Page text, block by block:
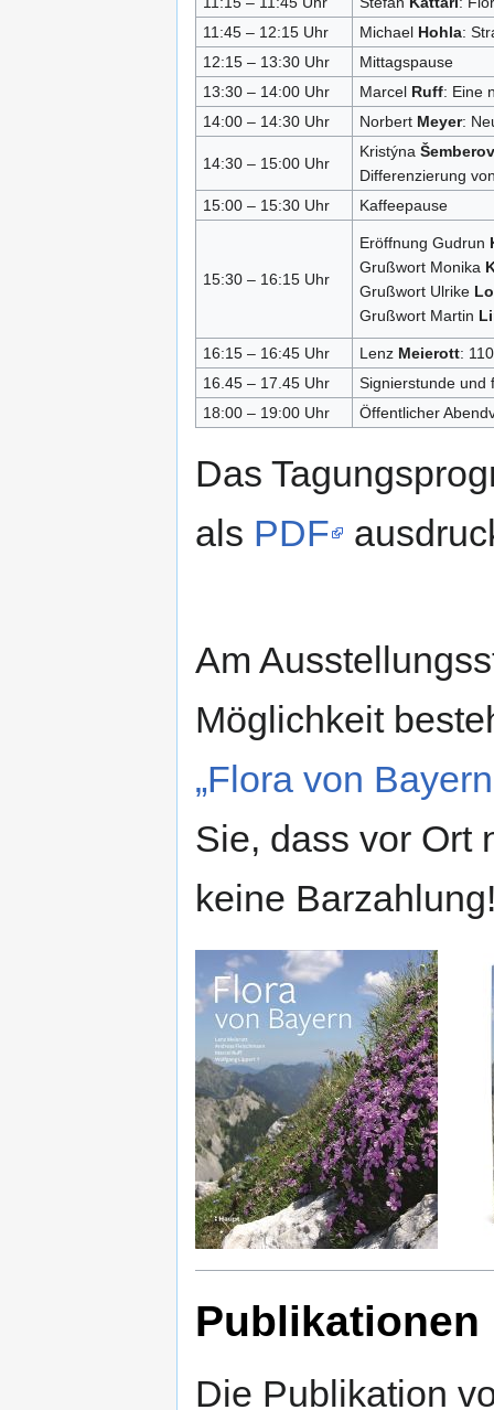
11:45 – 12:15 Uhr
Michael Hohla:
12:15 – 13:30 Uhr
Mittagspause
13:30 – 14:00 Uhr
Marcel Ruff: Eine
14:00 – 14:30 Uhr
Norbert Meyer:
14:30 – 15:00 Uhr
Kristýna
Differenzierung
15:00 – 15:30 Uhr
Kaffeepause
15:30 – 16:15 Uhr
Eröffnung Gudrun
Grußwort Monika
Grußwort Ulrike
Grußwort Martin
16:15 – 16:45 Uhr Lenz Meierott:
16.45 – 17.45 Uhr
Signierstunde und
18:00 – 19:00 Uhr
Öffentlicher
Das
als PDF
Am
Möglichkeit
„Flora von
Sie, dass vor Ort
keine
Publikationen
Die Publikation